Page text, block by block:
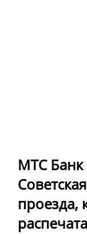
МТС Банк
проезда,